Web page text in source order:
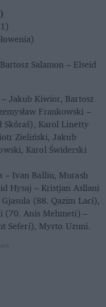
Salamon – Elseid
Jakub Kiwior, Bartosz
Frankowski –
Skóraś), Karol Linetty
Zieliński, Jakub
Karol Świderski
– Ivan Balliu, Murash
Hysaj – Kristjan Asllani
(88. Qazim Laci),
(70. Anis Mehmeti) –
Seferi), Myrto Uzuni.